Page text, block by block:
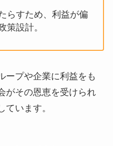
らすため、利益が偏
策設計。
ープや企業に利益をも
がその恩恵を受けられ
ています。